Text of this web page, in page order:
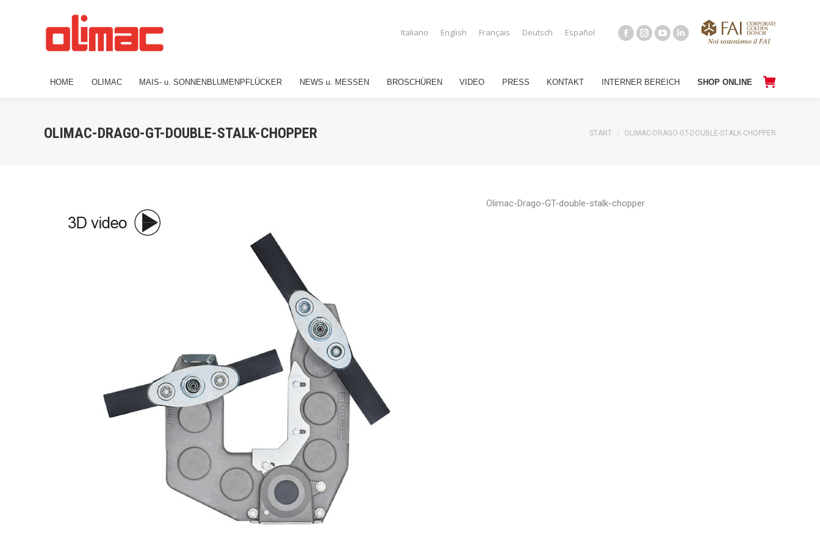
Italiano English Français Deutsch Español
HOME OLIMAC MAIS- u. SONNENBLUMENPFLÜCKER NEWS u. MESSEN BROSCHÜREN VIDEO PRESS KONTAKT INTERNER BEREICH SHOP ONLINE
OLIMAC-DRAGO-GT-DOUBLE-STALK-CHOPPER Sie befinden sich hier:
START OLIMAC-DRAGO-GT-DOUBLE-STALK-CHOPPER
Olimac-Drago-GT-double-stalk-chopper
HOME OLIMAC INTERNER BEREICH SHOP ONLINE